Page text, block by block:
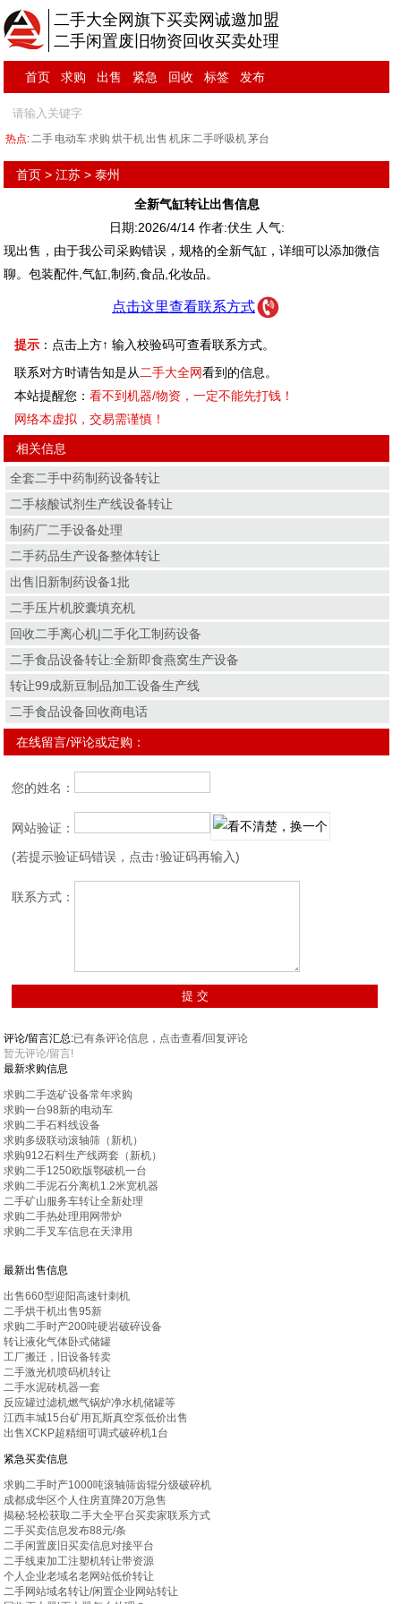
二手大全网旗下买卖网诚邀加盟
二手闲置废旧物资回收买卖处理
首页 求购 出售 紧急 回收 标签 发布
热点:二手 电动车求购 烘干机出售 机床二手呼吸机茅台
首页 >江苏 >泰州
全新气缸转让出售信息
日期:2026/4/14 作者:伏生 人气:
现出售，由于我公司采购错误，规格的全新气缸，详细可以添加微信
聊。包装配件,气缸,制药,食品,化妆品。
点击这里查看联系方式
提示 ：点击上方↑ 输入校验码可查看联系方式。
联系对方时请告知是从 二手大全网看到的信息。
本站提醒您：看不到机器/物资，一定不能先打钱！
网络本虚拟，交易需谨慎！
相关信息
全套二手中药制药设备转让
二手核酸试剂生产线设备转让
制药厂二手设备处理
二手药品生产设备整体转让
出售旧新制药设备1批
二手压片机胶囊填充机
回收二手离心机|二手化工制药设备
二手食品设备转让:全新即食燕窝生产设备
转让99成新豆制品加工设备生产线
二手食品设备回收商电话
在线留言/评论或定购：
您的姓名：
网站验证：
(若提示验证码错误，点击↑验证码再输入)
联系方式：
评论/留言汇总:已有条评论信息，点击查看/回复评论
暂无评论/留言!
最新求购信息
求购二手选矿设备常年求购
求购一台98新的电动车
求购二手石料线设备
求购多级联动滚轴筛（新机）
求购912石料生产线两套（新机）
求购二手1250欧版鄂破机一台
求购二手泥石分离机1.2米宽机器
二手矿山服务车转让全新处理
求购二手热处理用网带炉
求购二手叉车信息在天津用
最新出售信息
出售660型迎阳高速针刺机
二手烘干机出售95新
求购二手时产200吨硬岩破碎设备
转让液化气体卧式储罐
工厂搬迁，旧设备转卖
二手激光机喷码机转让
二手水泥砖机器一套
反应罐过滤机燃气锅炉净水机储罐等
江西丰城15台矿用瓦斯真空泵低价出售
出售XCKP超精细可调式破碎机1台
紧急买卖信息
求购二手时产1000吨滚轴筛齿辊分级破碎机
成都成华区个人住房直降20万急售
揭秘:轻松获取二手大全平台买卖家联系方式
二手买卖信息发布88元/条
二手闲置废旧买卖信息对接平台
二手线束加工注塑机转让带资源
个人企业老域名老网站低价转让
二手网站域名转让/闲置企业网站转让